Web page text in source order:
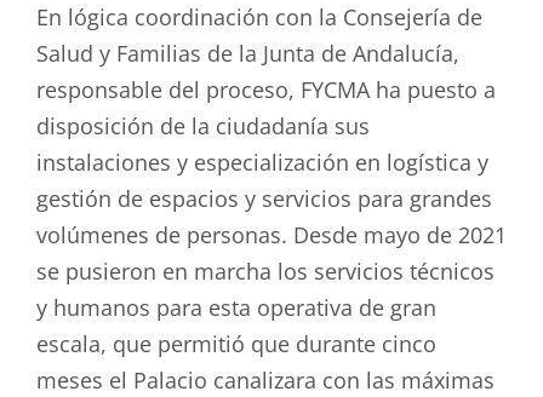
En lógica coordinación con la Consejería de
Salud y Familias de la Junta de Andalucía,
responsable del proceso, FYCMA ha puesto a
disposición de la ciudadanía sus
instalaciones y especialización en logística y
gestión de espacios y servicios para grandes
volúmenes de personas. Desde mayo de 2021
se pusieron en marcha los servicios técnicos
y humanos para esta operativa de gran
escala, que permitió que durante cinco
meses el Palacio canalizara con las máximas